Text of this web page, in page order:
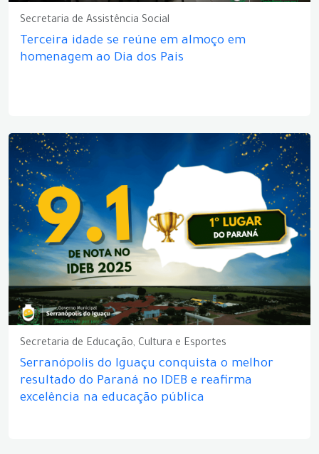
Secretaria de Assistência Social
Terceira idade se reúne em almoço em
homenagem ao Dia dos Pais
Secretaria de Educação, Cultura e Esportes
Serranópolis do Iguaçu conquista o melhor
resultado do Paraná no IDEB e reafirma
excelência na educação pública